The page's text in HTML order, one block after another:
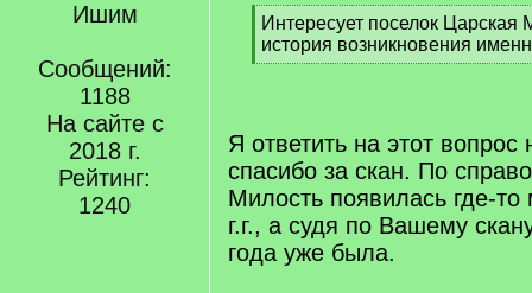
Ишим
Сообщений:
1188
На сайте с
2018 г.
Рейтинг:
1240
[
q
]
Интересует поселок Царская
история возникновения
[
Я ответить на этот вопрос
спасибо за скан. По
Милость появилась где-
г.г., а судя по Вашему
года уже была.